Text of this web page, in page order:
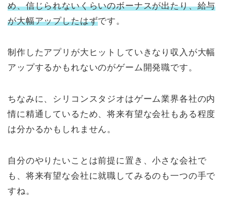
め、信じられないくらいのボーナスが出たり、給与
が大幅アップしたはずです。
制作したアプリが大ヒットしていきなり収入が大幅
アップするかもれないのがゲーム開発職です。
ちなみに、シリコンスタジオはゲーム業界各社の内
情に精通しているため、将来有望な会社もある程度
は分かるかもしれません。
自分のやりたいことは前提に置き、小さな会社で
も、将来有望な会社に就職してみるのも一つの手で
すね。